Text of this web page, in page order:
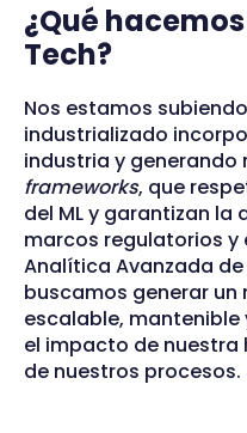
¿Qué
Tech?
Nos estamos
industrializado
industria y generando
frameworks, que
del ML y garantizan
marcos regulatorios y
Analítica Avanzada de
buscamos generar
escalable,
el impacto de nuestra
de nuestros procesos.